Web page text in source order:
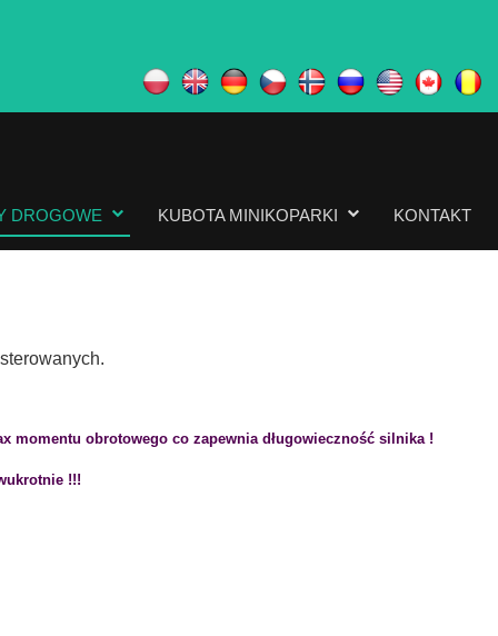
DROGOWE KUBOTA MINIKOPARKI KONTAKT
momentu obrotowego co zapewnia długowieczność silnika !
!!!